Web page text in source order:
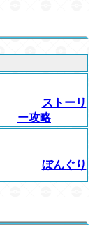
ストーリ
ー攻略
ぼんぐり